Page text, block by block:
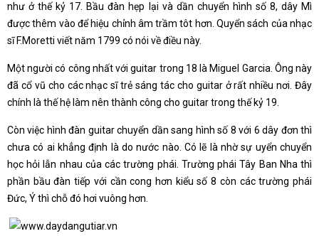
như ở thế kỷ 17. Bầu đàn hẹp lại và dần chuyển hình số 8, dây Mì
được thêm vào để hiệu chỉnh âm trầm tôt hơn. Quyển sách của nhạc
sĩ F.Moretti viết năm 1799 có nói về điều này.
Một người có công nhất với guitar trong 18 là Miguel Garcia. Ông này
đã cổ vũ cho các nhạc sĩ trẻ sáng tác cho guitar ở rất nhiều nơi. Đây
chính là thế hệ làm nên thành công cho guitar trong thế kỷ 19.
Còn việc hình đàn guitar chuyển dần sang hình số 8 với 6 dây đơn thì
chưa có ai khẳng định là do nước nào. Có lẽ là nhờ sự uyển chuyển
học hỏi lẫn nhau của các trường phái. Trường phái Tây Ban Nha thì
phần bầu đàn tiếp với cần cong hơn kiểu số 8 còn các trường phái
Đức, Ý thì chỗ đó hơi vuông hơn.